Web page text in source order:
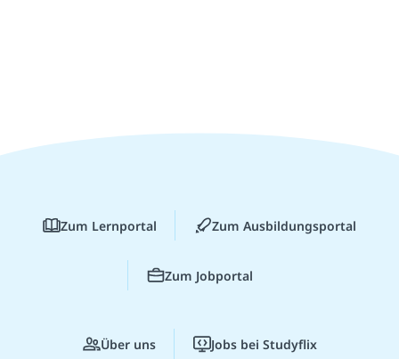
Zum Lernportal Zum Ausbildungsportal
Zum Jobportal
Über uns Jobs bei Studyflix